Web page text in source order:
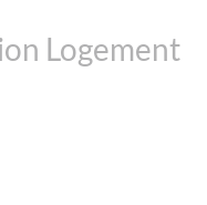
Logement